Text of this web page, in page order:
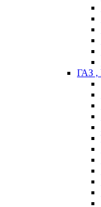
ГАЗ